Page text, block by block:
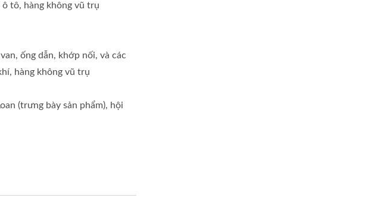
tô, hàng không vũ trụ
ống dẫn, khớp nối, và các
hàng không vũ trụ
(trưng bày sản phẩm), hội